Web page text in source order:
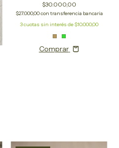
$30.000,00
$27.000,00con transferencia bancaria
3cuotas sin interés de $10.000,00
Comprar